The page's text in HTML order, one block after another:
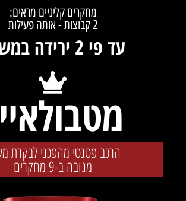
מחקרים קליניים מראים:
עד פי 2 ירידה במשקל
מטבולאייד
הרכב פטנטי מהפכני לבקרת משקל
מגובה ב-9 מחקרים